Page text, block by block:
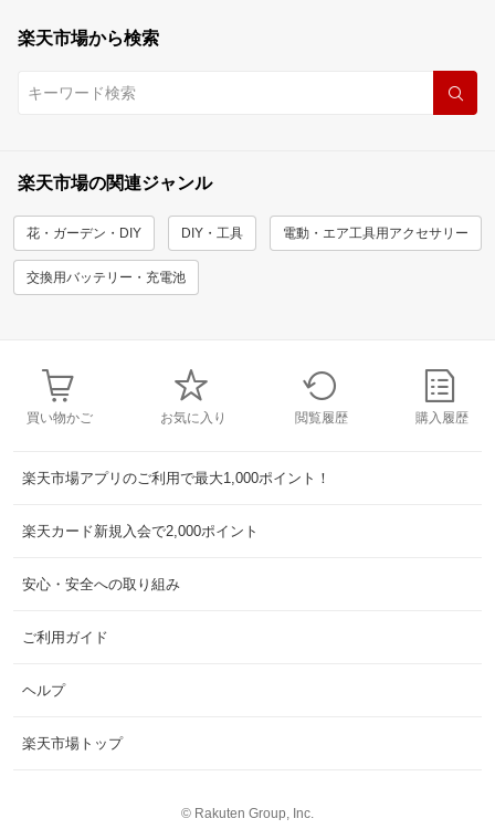
楽天市場から検索
楽天市場の関連ジャンル
花・ガーデン・DIY DIY・工具 電動・エア工具用アクセサリー
交換用バッテリー・充電池
買い物かご お気に入り 閲覧履歴 購入履歴
楽天市場アプリのご利用で最大1,000ポイント！
楽天カード新規入会で2,000ポイント
安心・安全への取り組み
ご利用ガイド
ヘルプ
楽天市場トップ
© Rakuten Group, Inc.